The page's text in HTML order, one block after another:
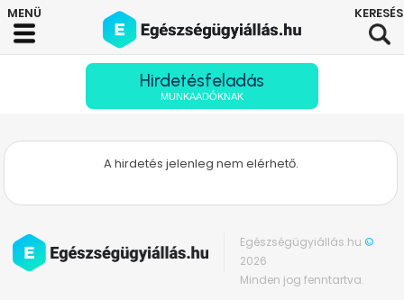
Hirdetésfeladás
MUNKAADÓKNAK
A hirdetés jelenleg nem elérhető.
Egészségügyiállás.hu©
2026
Minden jog fenntartva.